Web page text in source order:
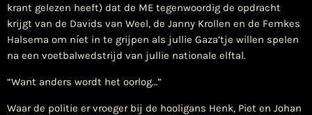
krant gelezen heeft) dat de ME tegenwoordig de opdracht
krijgt van de Davids van Weel, de Janny Krollen en de Femkes
Halsema om níet in te grijpen als jullie Gaza’tje willen spelen
na een voetbalwedstrijd van jullie nationale elftal.
“Want anders wordt het oorlog…”
Waar de politie er vroeger bij de hooligans Henk, Piet en Johan